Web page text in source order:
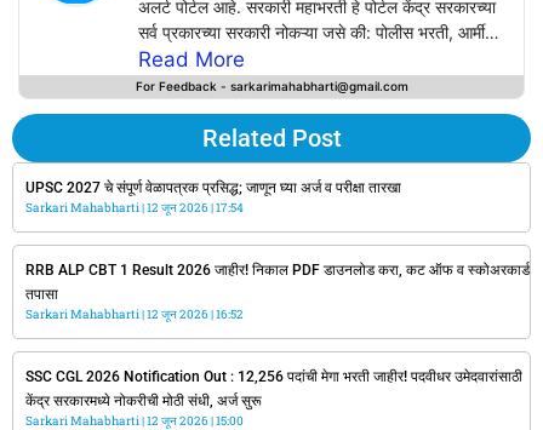
अलर्ट पोर्टल आहे. सरकारी महाभरती हे पोर्टल केंद्र सरकारच्या
सर्व प्रकारच्या सरकारी नोकऱ्या जसे की: पोलीस भरती, आर्मी
भरती, रेल्वे भरती, Bank Jobs, SSC, UPSC, PSC,
Defence Jobs तसेच सर्व राज्य सरकारच्या सरकारी
आपल्या वापरकर्त्यांसाठी अचूक, वेळेवर, सत्य आणि विश्वसनीय
माहिती प्रदान करण्याचे काम करते.
Sarkarimahabharti.com वर सरकारी विभागाच्या
अधिकृत जाहिरातींच्या आधारेच सरकारी नोकऱ्यांची नोटिफिकेशन
उपलब्ध करून दिली जाते.
Read More
For Feedback - sarkarimahabharti@gmail.com
Related Post
UPSC 2027 चे संपूर्ण वेळापत्रक प्रसिद्ध; जाणून घ्या अर्ज व परीक्षा तारखा
Sarkari Mahabharti 12 जून 2026 17:54
RRB ALP CBT 1 Result 2026 जाहीर! निकाल PDF डाउनलोड करा, कट ऑफ व स्कोअरकार्ड
तपासा
Sarkari Mahabharti 12 जून 2026 16:52
SSC CGL 2026 Notification Out : 12,256 पदांची मेगा भरती जाहीर! पदवीधर उमेदवारांसाठी
केंद्र सरकारमध्ये नोकरीची मोठी संधी, अर्ज सुरू
Sarkari Mahabharti 12 जून 2026 15:00